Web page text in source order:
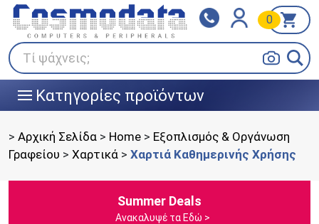
Τί ψάχνεις;
0
||| Κατηγορίες προϊόντων
Klarna
Πληρώστε σε 3
άτοκες δόσεις
BOX NOW
> Αρχική Σελίδα > Home > Εξοπλισμός & Οργάνωση
Γραφείου > Χαρτικά > Χαρτιά Καθημερινής Χρήσης
Summer Deals
Ανακαλυψέ τα Εδώ >